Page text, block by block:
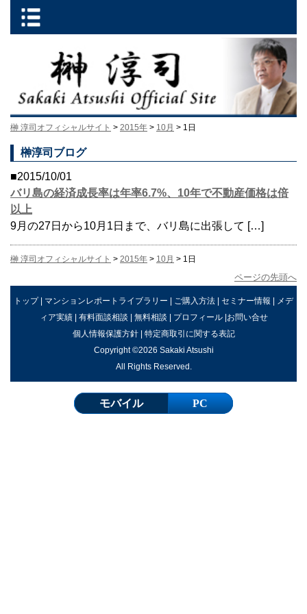
榊 淳司オフィシャルサイト > 2015年 > 10月 > 1日
榊淳司ブログ
■2015/10/01
バリ島の経済成長率は年率6.7%、10年で不動産価格は倍
以上
9月の27日から10月1日まで、バリ島に出張して […]
榊 淳司オフィシャルサイト > 2015年 > 10月 > 1日
ページの先頭へ
トップ| マンションレポートライブラリー | ご購入方法 | セミナー情報 | メデ
ィア実績| 有料面談相談 | 無料相談 | プロフィール|お問い合せ
個人情報保護方針| 特定商取引に関する表記
Copyright ©2026 Sakaki Atsushi
All Rights Reserved.
モバイル PC